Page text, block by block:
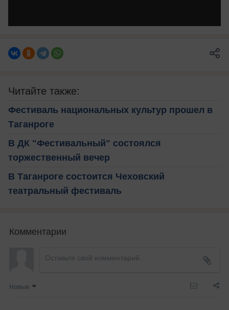
Читайте также:
Фестиваль национальных культур прошел в
Таганроге
В ДК "Фестивальный" состоялся
торжественный вечер
В Таганроге состоится Чеховский
театральный фестиваль
Комментарии
Новые